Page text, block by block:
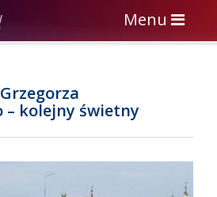
Toggle
navigation
Menu
– kolejny świetny